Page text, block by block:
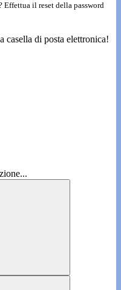
Effettua il reset della password
casella di posta elettronica!